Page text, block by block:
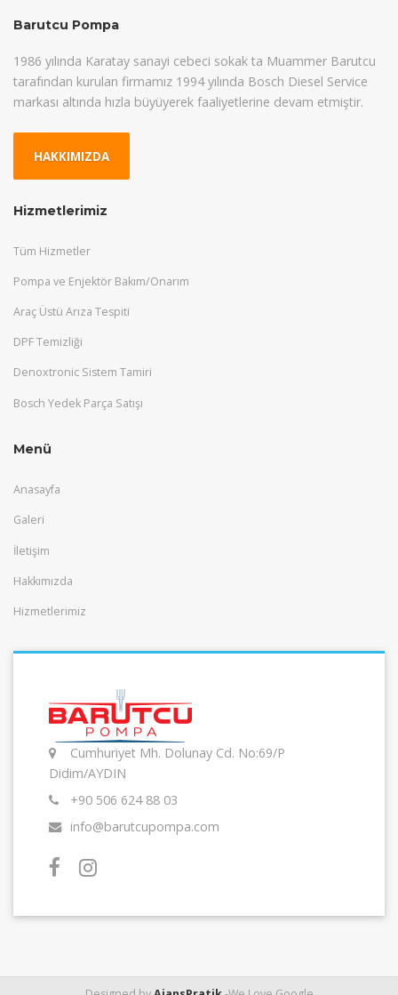
Barutcu Pompa
1986 yılında Karatay sanayi cebeci sokak ta Muammer Barutcu
tarafından kurulan firmamız 1994 yılında Bosch Diesel Service
markası altında hızla büyüyerek faaliyetlerine devam etmiştir.
HAKKIMIZDA
Hizmetlerimiz
Tüm Hizmetler
Pompa ve Enjektör Bakım/Onarım
Araç Üstü Arıza Tespiti
DPF Temizliği
Denoxtronic Sistem Tamiri
Bosch Yedek Parça Satışı
Menü
Anasayfa
Galeri
İletişim
Hakkımızda
Hizmetlerimiz
Cumhuriyet Mh. Dolunay Cd. No:69/P
Didim/AYDIN
+90 506 624 88 03
info@barutcupompa.com